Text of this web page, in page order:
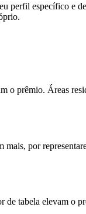
perfil específico e
prêmio. Áreas
por
tabela elevam o